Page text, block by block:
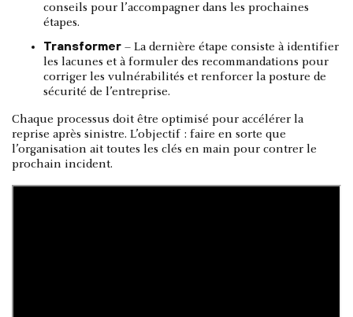
conseils pour l’accompagner dans les prochaines
étapes.
Transformer – La dernière étape consiste à identifier
les lacunes et à formuler des recommandations pour
corriger les vulnérabilités et renforcer la posture de
sécurité de l’entreprise.
Chaque processus doit être optimisé pour accélérer la
reprise après sinistre. L’objectif : faire en sorte que
l’organisation ait toutes les clés en main pour contrer le
prochain incident.